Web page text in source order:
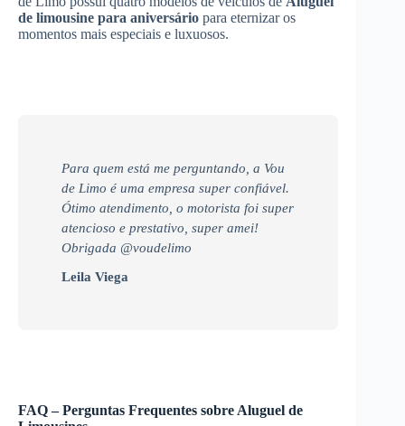
de limousine para aniversário para eternizar os
momentos mais especiais e luxuosos.
Para quem está me perguntando, a Vou
de Limo é uma empresa super confiável.
Ótimo atendimento, o motorista foi super
atencioso e prestativo, super amei!
Obrigada @voudelimo
Leila Viega
FAQ – Perguntas Frequentes sobre Aluguel de